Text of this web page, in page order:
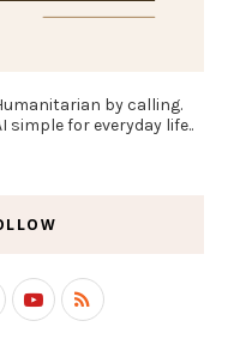
by calling.
simple for everyday life..